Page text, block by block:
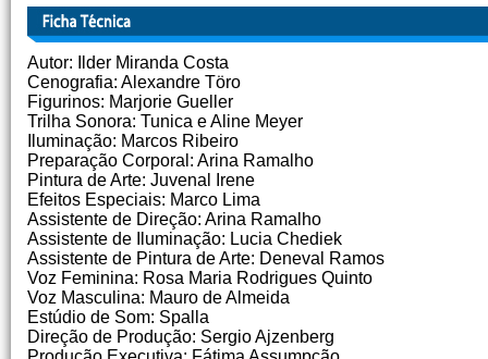
Autor: Ilder Miranda Costa
Cenografia: Alexandre Töro
Figurinos: Marjorie Gueller
Trilha Sonora: Tunica e Aline Meyer
Iluminação: Marcos Ribeiro
Preparação Corporal: Arina Ramalho
Pintura de Arte: Juvenal Irene
Efeitos Especiais: Marco Lima
Assistente de Direção: Arina Ramalho
Assistente de Iluminação: Lucia Chediek
Assistente de Pintura de Arte: Deneval Ramos
Voz Feminina: Rosa Maria Rodrigues Quinto
Voz Masculina: Mauro de Almeida
Estúdio de Som: Spalla
Direção de Produção: Sergio Ajzenberg